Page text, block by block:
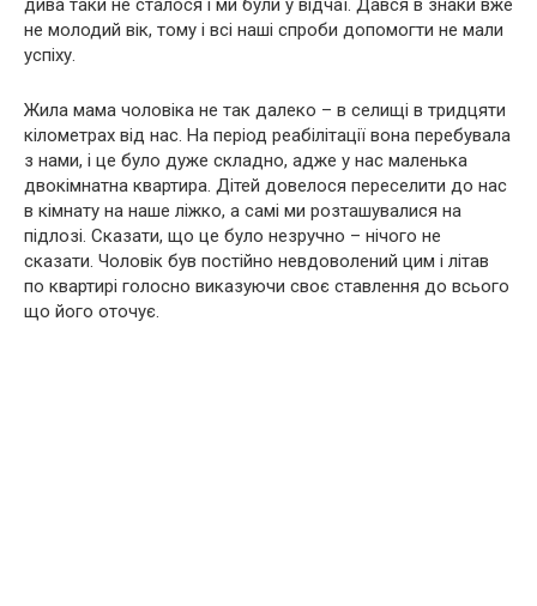
дива таки не сталося і ми були у відчаї. Дався в знаки вже
не молодий вік, тому і всі наші спроби допомогти не мали
успіху.
Жила мама чоловіка не так далеко – в селищі в тридцяти
кілометрах від нас. На період реабілітації вона перебувала
з нами, і це було дуже складно, адже у нас маленька
двокімнатна квартира. Дітей довелося переселити до нас
в кімнату на наше ліжко, а самі ми розташувалися на
підлозі. Сказати, що це було незручно – нічого не
сказати. Чоловік був постійно невдоволений цим і літав
по квартирі голосно виказуючи своє ставлення до всього
що його оточує.